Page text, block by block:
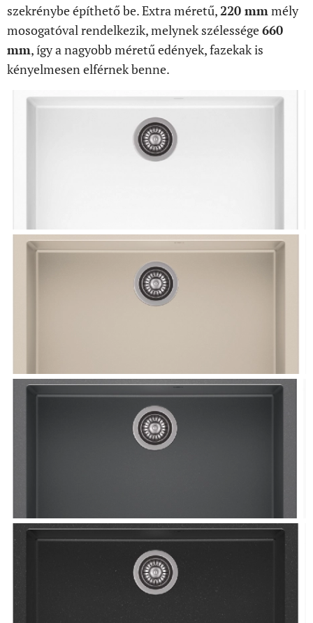
szekrénybe építhető be. Extra méretű,220 mmmély
mosogatóval rendelkezik, melynek szélessége660
mm, így a nagyobb méretű edények, fazekak is
kényelmesen elférnek benne.